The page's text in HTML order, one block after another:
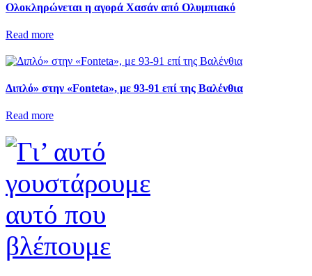
Ολοκληρώνεται η αγορά Χασάν από Ολυμπιακό
Read more
Διπλό» στην «Fonteta», με 93-91 επί της Βαλένθια
Read more